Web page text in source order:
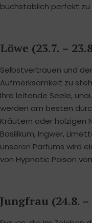
buchstäblich perfekt zu
Löwe (23.7. –
Selbstvertrauen und
Aufmerksamkeit zu
Ihre leitende Seele,
werden am besten
Kräutern oder holzigen
Basilikum, Ingwer,
unseren Parfums wird
von Hypnotic Poison
Jungfrau (24.8. –